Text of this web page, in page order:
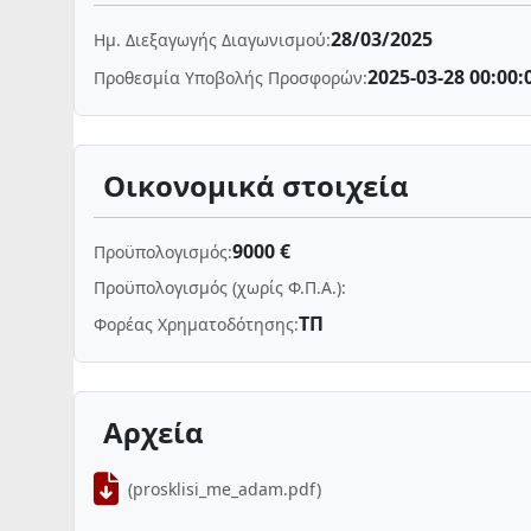
Ημ. Διεξαγωγής Διαγωνισμού:28/03/2025
Προθεσμία Υποβολής Προσφορών:2025-03-28
Οικονομικά στοιχεία
Προϋπολογισμός:9000 €
Προϋπολογισμός (χωρίς Φ.Π.Α.):
Φορέας Χρηματοδότησης:ΤΠ
Αρχεία
(prosklisi_me_adam.pdf)